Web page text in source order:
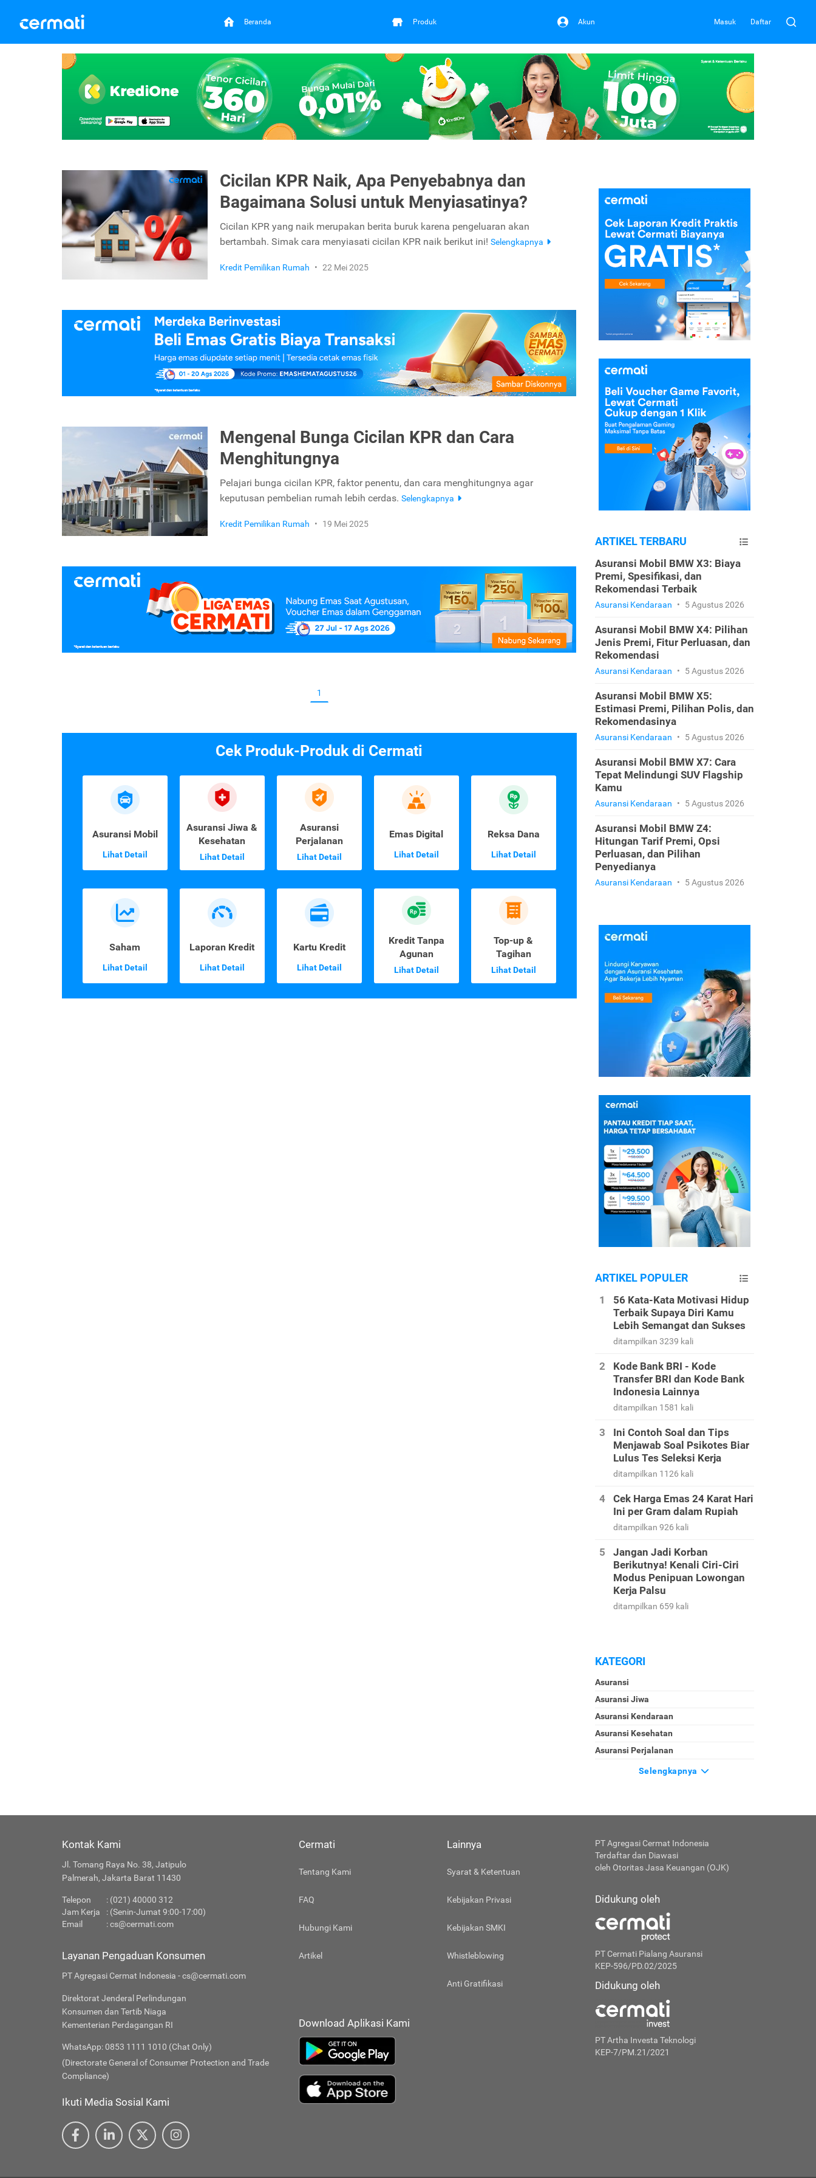
Beranda Produk Akun Masuk Daftar
Cicilan KPR Naik, Apa Penyebabnya dan
Bagaimana Solusi untuk Menyiasatinya?
Cicilan KPR yang naik merupakan berita buruk karena pengeluaran akan
bertambah. Simak cara menyiasati cicilan KPR naik berikut ini! Selengkapnya
Kredit Pemilikan Rumah • 22 Mei 2025
Mengenal Bunga Cicilan KPR dan Cara
Menghitungnya
Pelajari bunga cicilan KPR, faktor penentu, dan cara menghitungnya agar
keputusan pembelian rumah lebih cerdas. Selengkapnya
Kredit Pemilikan Rumah • 19 Mei 2025
1
Cek Produk-Produk di Cermati
Asuransi Mobil
Lihat Detail
Asuransi Jiwa &
Kesehatan
Lihat Detail
Asuransi
Perjalanan
Lihat Detail
Emas Digital
Lihat Detail
Reksa Dana
Lihat Detail
Saham
Lihat Detail
Laporan Kredit
Lihat Detail
Kartu Kredit
Lihat Detail
Kredit Tanpa
Agunan
Lihat Detail
Top-up &
Tagihan
Lihat Detail
ARTIKEL TERBARU
Asuransi Mobil BMW X3: Biaya
Premi, Spesifikasi, dan
Rekomendasi Terbaik
Asuransi Kendaraan • 5 Agustus 2026
Asuransi Mobil BMW X4: Pilihan
Jenis Premi, Fitur Perluasan, dan
Rekomendasi
Asuransi Kendaraan • 5 Agustus 2026
Asuransi Mobil BMW X5:
Estimasi Premi, Pilihan Polis, dan
Rekomendasinya
Asuransi Kendaraan • 5 Agustus 2026
Asuransi Mobil BMW X7: Cara
Tepat Melindungi SUV Flagship
Kamu
Asuransi Kendaraan • 5 Agustus 2026
Asuransi Mobil BMW Z4:
Hitungan Tarif Premi, Opsi
Perluasan, dan Pilihan
Penyedianya
Asuransi Kendaraan • 5 Agustus 2026
ARTIKEL POPULER
56 Kata-Kata Motivasi Hidup
Terbaik Supaya Diri Kamu
Lebih Semangat dan Sukses
ditampilkan 3239 kali
Kode Bank BRI - Kode
Transfer BRI dan Kode Bank
Indonesia Lainnya
ditampilkan 1581 kali
Ini Contoh Soal dan Tips
Menjawab Soal Psikotes Biar
Lulus Tes Seleksi Kerja
ditampilkan 1126 kali
Cek Harga Emas 24 Karat Hari
Ini per Gram dalam Rupiah
ditampilkan 926 kali
Jangan Jadi Korban
Berikutnya! Kenali Ciri-Ciri
Modus Penipuan Lowongan
Kerja Palsu
ditampilkan 659 kali
KATEGORI
Asuransi
Asuransi Jiwa
Asuransi Kendaraan
Asuransi Kesehatan
Asuransi Perjalanan
Selengkapnya
Kontak Kami
Jl. Tomang Raya No. 38, Jatipulo
Palmerah, Jakarta Barat 11430
Telepon
: (021) 40000 312
Jam Kerja
: (Senin-Jumat 9:00-17:00)
Email
:cs@cermati.com
Layanan Pengaduan Konsumen
PT Agregasi Cermat Indonesia - cs@cermati.com
Direktorat Jenderal Perlindungan
Konsumen dan Tertib Niaga
Kementerian Perdagangan RI
WhatsApp: 0853 1111 1010 (Chat Only)
(Directorate General of Consumer Protection and Trade
Compliance)
Ikuti Media Sosial Kami
Cermati
Tentang Kami
FAQ
Hubungi Kami
Artikel
Lainnya
Syarat & Ketentuan
Kebijakan Privasi
Kebijakan SMKI
Whistleblowing
Anti Gratifikasi
Download Aplikasi Kami
PT Agregasi Cermat Indonesia
Terdaftar dan Diawasi
oleh Otoritas Jasa Keuangan (OJK)
Didukung oleh
PT Cermati Pialang Asuransi
KEP-596/PD.02/2025
Didukung oleh
PT Artha Investa Teknologi
KEP-7/PM.21/2021